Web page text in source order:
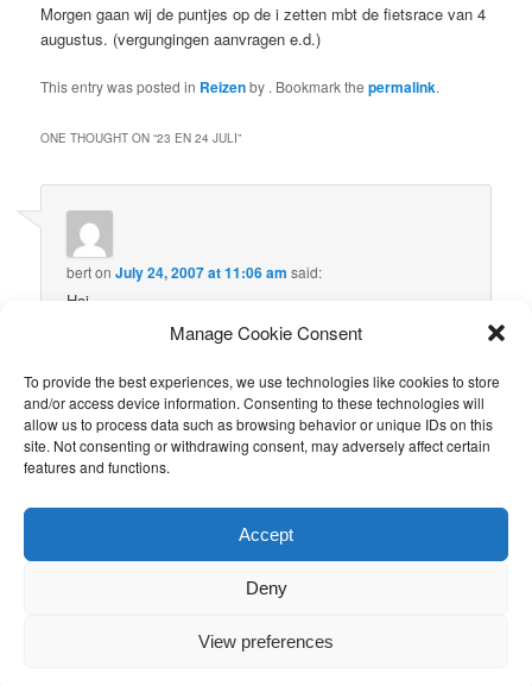
Manage Cookie Consent
To provide the best experiences, we use technologies like cookies to store
and/or access device information. Consenting to these technologies will
allow us to process data such as browsing behavior or unique IDs on this
site. Not consenting or withdrawing consent, may adversely affect certain
features and functions.
Accept
Deny
View preferences
Morgen gaan wij de puntjes op de i zetten mbt de fietsrace van 4
augustus. (vergungingen aanvragen e.d.)
This entry was posted in Reizenby . Bookmark thepermalink.
ONE THOUGHT ON “23 EN 24 JULI”
bertonJuly 24, 2007 at 11:06 am said:
Hoi
Wij zitten nu in Einbeck en zijn weer even op de hoogte.
Jullie hebben al weer veel gedaan. Mooi werk.
Heb je onze sms ook ontvangen?
Bert en Martha
Comments are closed.